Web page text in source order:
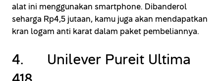
alat ini menggunakan smartphone. Dibanderol
seharga Rp4,5 jutaan, kamu juga akan mendapatkan
kran logam anti karat dalam paket pembeliannya.
4. Unilever Pureit Ultima